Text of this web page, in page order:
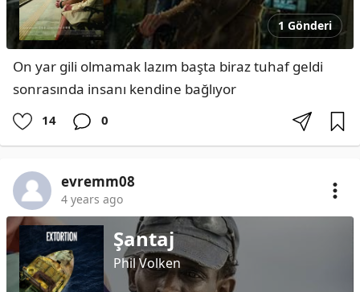
1 Gönderi
On yar gili olmamak lazım başta biraz tuhaf geldi
sonrasında insanı kendine bağlıyor
14 0
evremm08
4 years ago
Şantaj
Phil Volken